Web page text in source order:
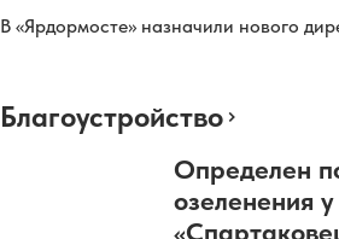
В «Ярдормосте» назначили нового
Благоустройство
Определен
озеленения